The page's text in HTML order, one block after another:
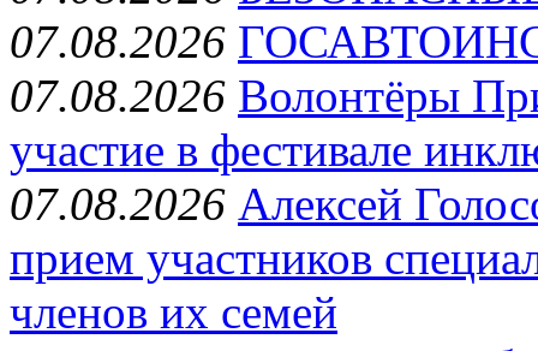
07.08.2026
07.08.2026 Волонтёры
участие в фестивале
07.08.2026 Алексей
прием участников
членов их семей